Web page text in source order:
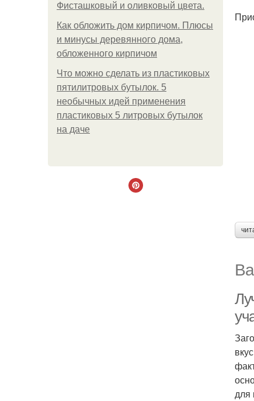
Фисташковый и оливковый цвета.
Как обложить дом кирпичом. Плюсы
и минусы деревянного дома,
обложенного кирпичом
Что можно сделать из пластиковых
пятилитровых бутылок. 5
необычных идей применения
пластиковых 5 литровых бутылок
на даче
для